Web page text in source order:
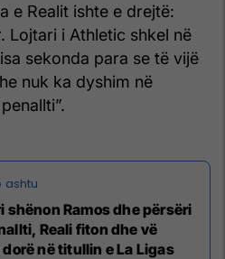
e Realit ishte e drejtë:
Lojtari i Athletic shkel në
sekonda para se të vijë
nuk ka dyshim në
shënon Ramos dhe përsëri
Reali fiton dhe vë
në titullin e La Ligas